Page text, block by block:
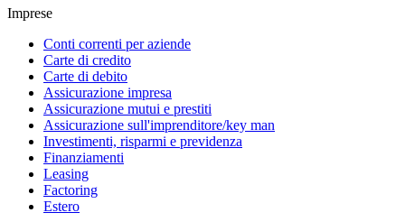
Imprese
Conti correnti per aziende
Carte di credito
Carte di debito
Assicurazione impresa
Assicurazione mutui e prestiti
Assicurazione sull'imprenditore/key man
Investimenti, risparmi e previdenza
Finanziamenti
Leasing
Factoring
Estero